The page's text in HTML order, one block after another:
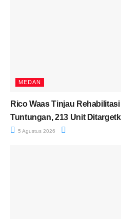
MEDAN
Rico Waas Tinjau
Tuntungan, 213 Unit
5 Agustus 2026